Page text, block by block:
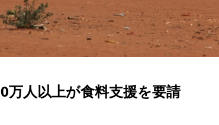
人以上が食料支援を要請